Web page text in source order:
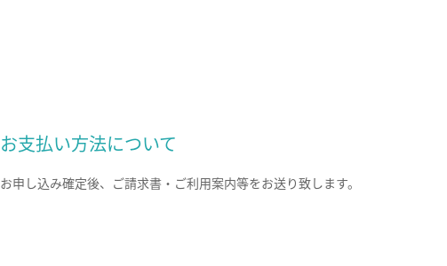
お支払い方法について
お申し込み確定後、ご請求書・ご利用案内等をお送り致します。